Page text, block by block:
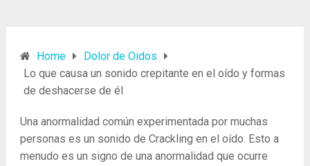
Home
Dolor de Oidos
Lo que causa un sonido crepitante en el oído y formas
de deshacerse de él
Una anormalidad común experimentada por muchas
personas es un sonido de Crackling en el oído. Esto a
menudo es un signo de una anormalidad que ocurre